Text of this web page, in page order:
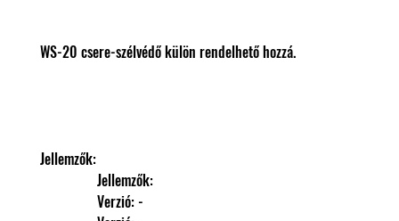
WS-20 csere-szélvédő külön rendelhető hozzá.
Jellemzők:
                Jellemzők:
                Verzió: -